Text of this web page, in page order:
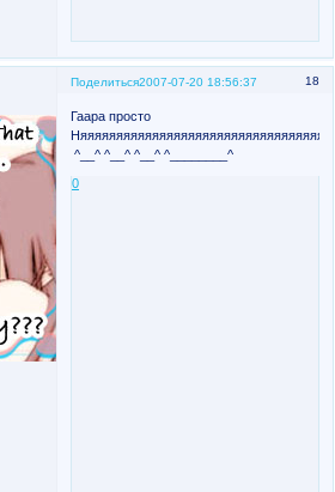
Поделиться 18
2007-07-20 18:56:37
Гаара просто
^__^ ^__^ ^__^ ^________^
0